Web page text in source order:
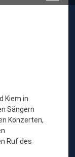
Kiem in
Sängern
Konzerten,
Ruf des